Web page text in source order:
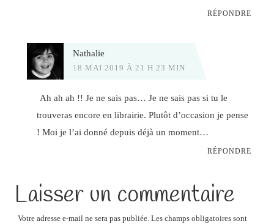
RÉPONDRE
Nathalie
18 MAI 2019 À 21 H 23 MIN
Ah ah ah !! Je ne sais pas… Je ne sais pas si tu le
trouveras encore en librairie. Plutôt d’occasion je pense
! Moi je l’ai donné depuis déjà un moment…
RÉPONDRE
Laisser un commentaire
Votre adresse e-mail ne sera pas publiée. Les champs obligatoires sont